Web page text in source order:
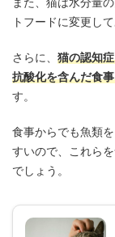
トフードに変更し
さらに、 猫の認知
抗酸化を含んだ食
す。
食事からでも魚類
すいので、これら
でしょう。